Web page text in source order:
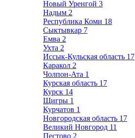
Новый Уренгой 3
Надым 2
Республика Коми 18
Сыктывкар 7
Емва 2
Ухта 2
Иссык-Кульская область 17
Каракол 2
Чолпон-Ата 1
Курская область 17
Курск 14
Щигры 1
Курчатов 1
Новгородская область 17
Великий Новгород 11
Пестово 2